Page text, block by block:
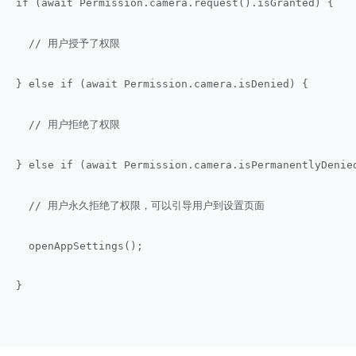
if (await Permission.camera.request().isGranted) {
  // 用户授予了权限
} else if (await Permission.camera.isDenied) {
  // 用户拒绝了权限
} else if (await
  // 用户永久拒绝了权限，可以引导用户到设置页面
  openAppSettings();
}